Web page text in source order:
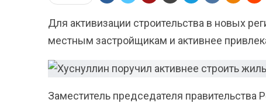
Для активизации строительства в новых
местным застройщикам и активнее
Заместитель председателя правительства